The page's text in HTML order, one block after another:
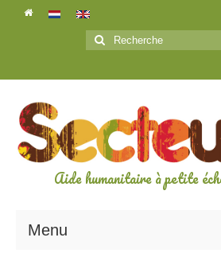
Rechercher
:
Aide humanitaire à petite
Menu